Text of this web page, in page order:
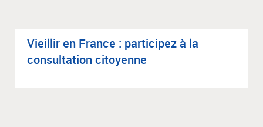
Vieillir en France : par­ti­ci­pez à la
consul­ta­tion citoyenne